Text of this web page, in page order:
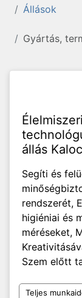
Állások
Gyártás,
állás
Segíti és
rendszerét,
higiéniai és
méréseket,
Szem előtt
Teljes